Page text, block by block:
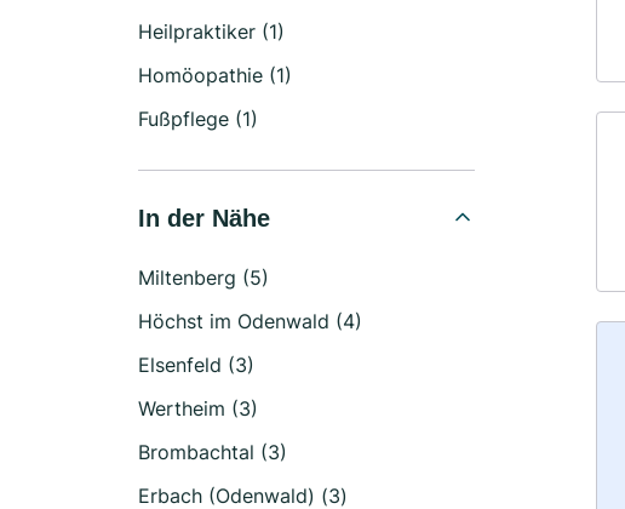
Heilpraktiker (1)
Homöopathie (1)
Fußpflege (1)
In der Nähe
Miltenberg (5)
Höchst im Odenwald (4)
Elsenfeld (3)
Wertheim (3)
Brombachtal (3)
Erbach (Odenwald) (3)